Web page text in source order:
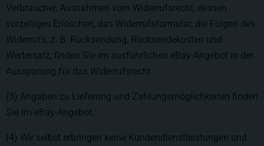
Verbraucher, Ausnahmen vom Widerrufsrecht, dessen
vorzeitiges Erlöschen, das Widerrufsformular, die Folgen des
Widerrufs, z. B. Rücksendung, Rücksendekosten und
Wertersatz, finden Sie im ausführlichen eBay-Angebot in der
Aussparung für das Widerrufsrecht.
(3) Angaben zu Lieferung und Zahlungsmöglichkeiten finden
Sie im eBay-Angebot.
(4) Wir selbst erbringen keine Kundendienstleistungen und